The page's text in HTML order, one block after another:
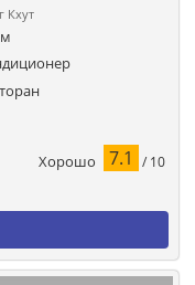
Кхут
Хорошо 7.1 / 10